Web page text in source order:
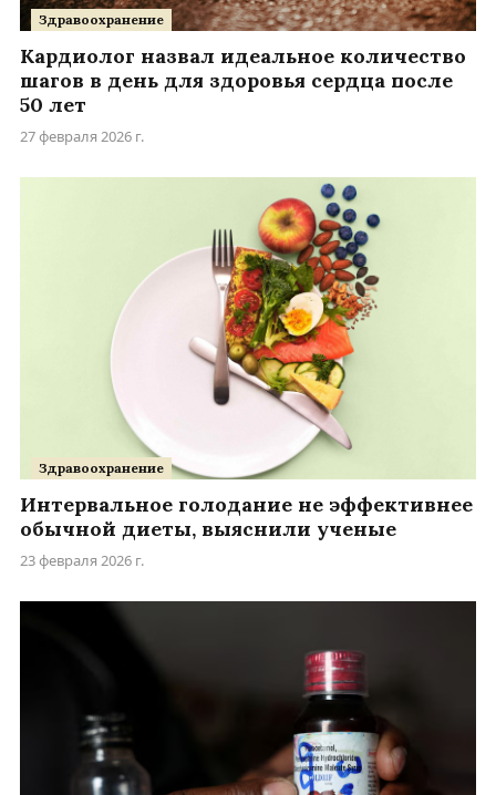
Здравоохранение
Кардиолог назвал идеальное количество
шагов в день для здоровья сердца после
50 лет
27 февраля 2026 г.
Здравоохранение
Интервальное голодание не эффективнее
обычной диеты, выяснили ученые
23 февраля 2026 г.